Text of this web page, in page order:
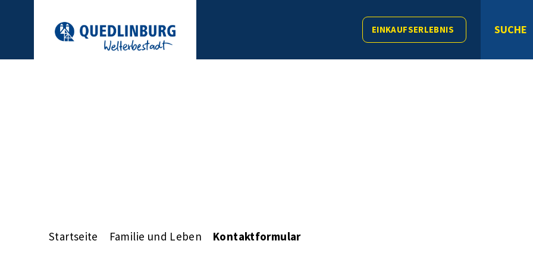
EINKAUFSERLEBNIS SUCHE
Startseite Familie und Leben Kontaktformular